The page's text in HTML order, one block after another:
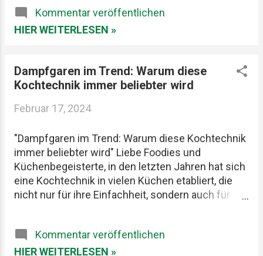
Hartwig wurde in Deutschland geboren und
entwickelte schon früh eine Leidenschaft für die
Küchen und kulinarischen Institutionen, wo er
seine Fähigkeiten verfeinerte und seine Liebe zur
Grundstein für seine spätere beeindruckende
schnell Anerkennung in der Branche durch seine
beeindruckende Fähigkeit, traditionelle Techniken
mit modernen Innovationen zu verbinden. Sein
Talent wurde besonders während seiner Zeit im
Restaurant "Atelier" im Bayerischen Hof in
Kommentar veröffentlichen
HIER WEITERLESEN »
Dampfgaren im Trend: Warum diese
Kochtechnik immer beliebter wird
Februar 17, 2024
"Dampfgaren im Trend: Warum diese Kochtechnik
immer beliebter wird" Liebe Foodies und
Küchenbegeisterte, in den letzten Jahren hat sich
eine Kochtechnik in vielen Küchen etabliert, die
nicht nur für ihre Einfachheit, sondern auch für
mehr Menschen diese vitamin- und
aromaschonende Art des Kochens für sich. Aber
Kommentar veröffentlichen
HIER WEITERLESEN »